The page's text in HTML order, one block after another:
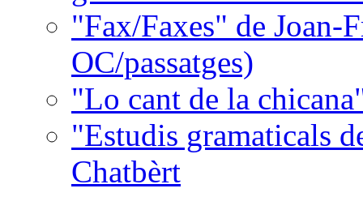
"Fax/Faxes" de Joan-
OC/passatges)
"Lo cant de la
"Estudis gramaticals
Chatbèrt